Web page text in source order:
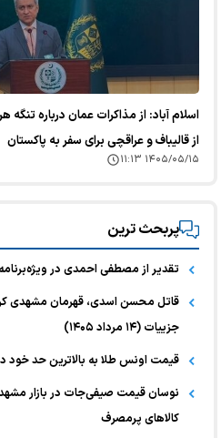
اسلام آباد: از مذاکرات عمان درباره
از قالیباف و عراقچی برای سفر به پاکستان
۱۴۰۵/۰۵/۱۵ ۱۱:۱۳
پربحث ترین
تقدیر از مصطفی احمدی در
قاتل محسن اسدی، قهرمان مشهدی
جزییات (۱۴ مرداد ۱۴۰۵)
قیمت اونس طلا به بالاترین حد خود در ۷ هفته اخیر
نوسان قیمت صیفی‌جات در بازار
کالا‌های پرمصرف